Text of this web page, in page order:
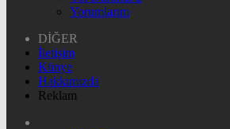
Yorumlarım
DİĞER
İletişim
Künye
Hakkımızda
Reklam